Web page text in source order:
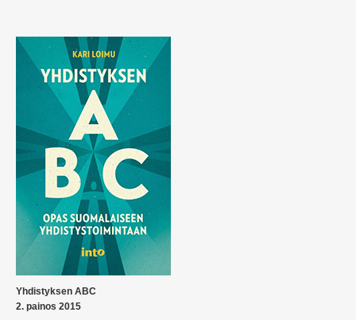
Yhdistyksen ABC
2. painos 2015